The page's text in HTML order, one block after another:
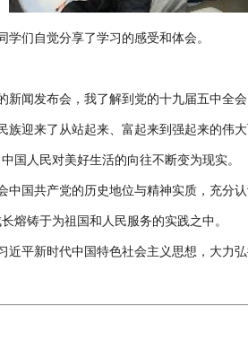
们自觉分享了学习的感受和体会。
新闻发布会，我了解到党的十九届五中全
族迎来了从站起来、富起来到强起来的伟
国人民对美好生活的向往不断变为现实。
中国共产党的历史地位与精神实质，充分
熔铸于为祖国和人民服务的实践之中。
近平新时代中国特色社会主义思想，大力